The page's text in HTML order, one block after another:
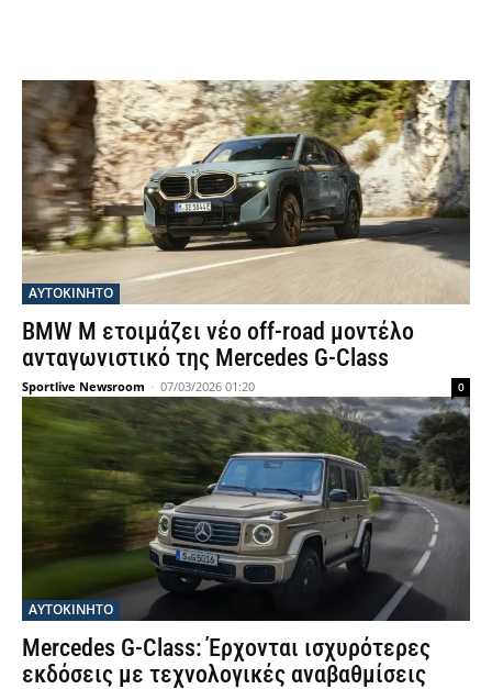
ΑΥΤΟΚΙΝΗΤΟ
BMW M ετοιμάζει νέο off-road μοντέλο
ανταγωνιστικό της Mercedes G-Class
Sportlive Newsroom - 07/03/2026 01:20 0
ΑΥΤΟΚΙΝΗΤΟ
Mercedes G-Class: Έρχονται ισχυρότερες
εκδόσεις με τεχνολογικές αναβαθμίσεις